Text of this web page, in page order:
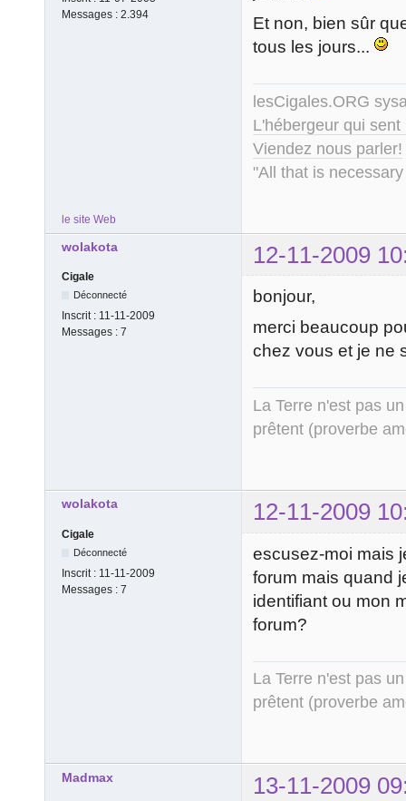
Messages : 2.394
Et non, bien sûr
tous les jours...
lesCigales.ORG
L'hébergeur qui
Viendez nous parler!
"All that is
le site Web
wolakota 12-11-2009
Cigale
Déconnecté
Inscrit : 11-11-2009
Messages : 7
bonjour,
merci beaucoup
chez vous et je ne
La Terre n'est pas
prêtent (proverbe
wolakota 12-11-2009
Cigale
Déconnecté
Inscrit : 11-11-2009
Messages : 7
escusez-moi mais
forum mais quand
identifiant ou mon
forum?
La Terre n'est pas
prêtent (proverbe
Madmax 13-11-2009